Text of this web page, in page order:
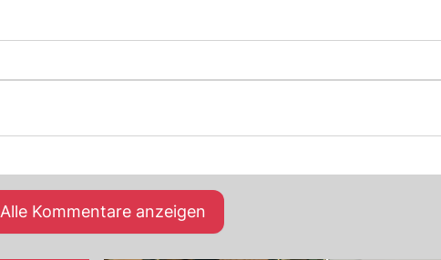
Alle Kommentare anzeigen